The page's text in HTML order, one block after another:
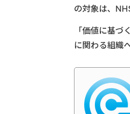
の対象は、
「価値に基
に関わる組織